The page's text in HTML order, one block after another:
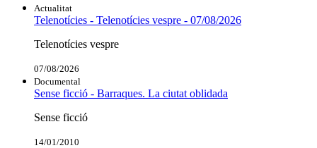
Actualitat
Telenotícies - Telenotícies vespre - 07/08/2026
Telenotícies vespre
07/08/2026
Documental
Sense ficció - Barraques. La ciutat oblidada
Sense ficció
14/01/2010